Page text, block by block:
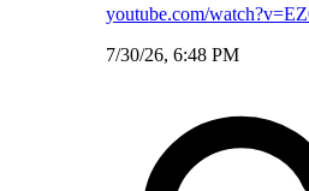
youtube.com/
7/30/26, 6:48 PM